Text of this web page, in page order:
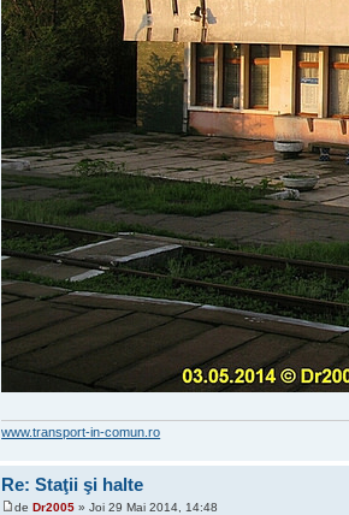
www.transport-in-comun.ro
Re: Staţii şi halte
de Dr2005 » Joi 29 Mai 2014, 14:48